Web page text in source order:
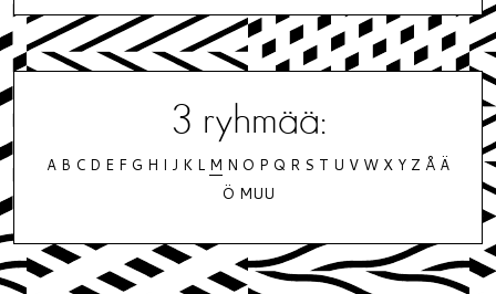
3 ryhmää:
A B C D E F G H I J K L M N O P Q R S T U V W X Y Z Å Ä
Ö MUU